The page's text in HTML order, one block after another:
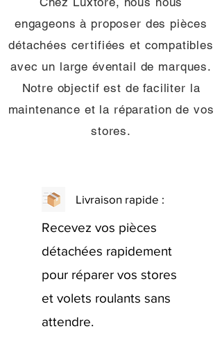
engageons à proposer des pièces
détachées certifiées et compatibles
avec un large éventail de marques.
Notre objectif est de faciliter la
maintenance et la réparation de vos
stores.
Livraison rapide :
Recevez vos pièces
détachées rapidement
pour réparer vos stores
et volets roulants sans
attendre.